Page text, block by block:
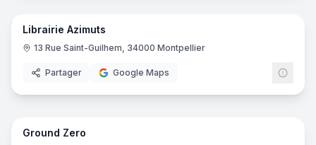
Librairie Azimuts
13 Rue Saint-Guilhem, 34000 Montpellier
Partager Google Maps
8
Ground Zero